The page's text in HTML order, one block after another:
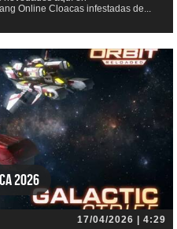
Online Cloacas infestadas de...
2026
17/04/2026 | 4:29